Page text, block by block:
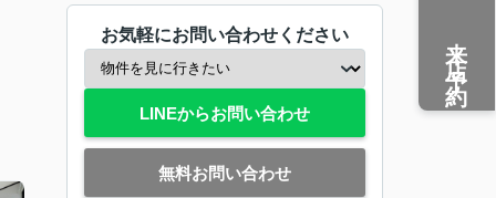
お気軽にお問い合わせください
LINEからお問い合わせ
無料お問い合わせ
来店予約